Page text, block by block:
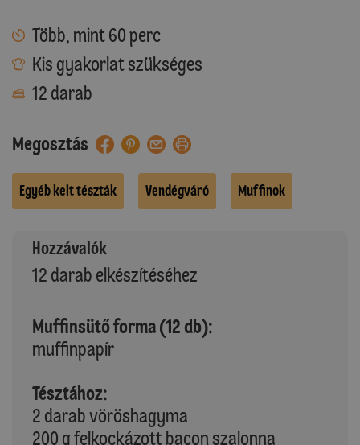
Több, mint 60 perc
Kis gyakorlat szükséges
12 darab
Megosztás
Egyéb kelt tészták Vendégváró Muffinok
Hozzávalók
12 darab elkészítéséhez
Muffinsütő forma (12 db):
muffinpapír
Tésztához:
2 darab vöröshagyma
200 g felkockázott bacon szalonna